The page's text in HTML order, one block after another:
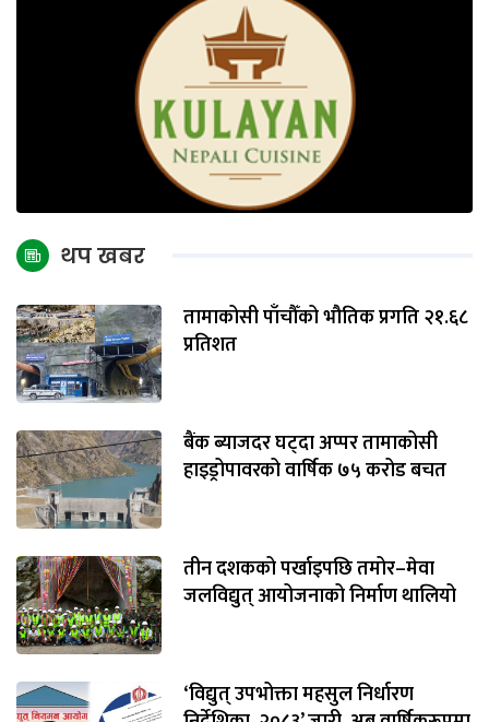
थप खबर
तामाकोसी पाँचौँको भौतिक प्रगति २१.६८
प्रतिशत
बैंक ब्याजदर घट्दा अप्पर तामाकोसी
हाइड्रोपावरको वार्षिक ७५ करोड बचत
तीन दशकको पर्खाइपछि तमोर–मेवा
जलविद्युत् आयोजनाको निर्माण थालियो
‘विद्युत् उपभोक्ता महसुल निर्धारण